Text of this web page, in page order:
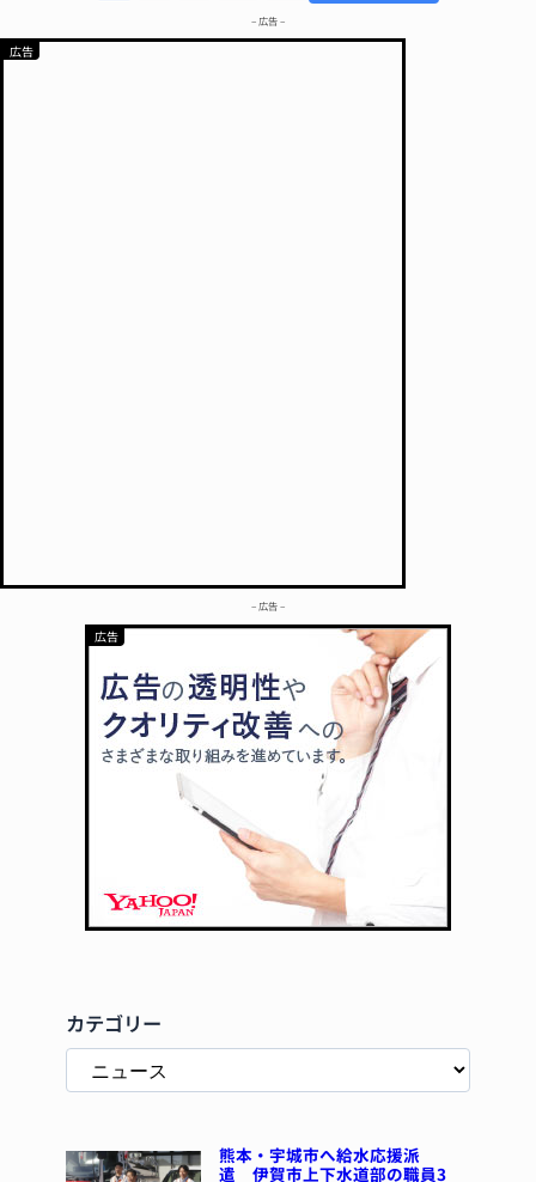
– 広告 –
– 広告 –
カテゴリー
熊本・宇城市へ給水応援派
遣 伊賀市上下水道部の職員3